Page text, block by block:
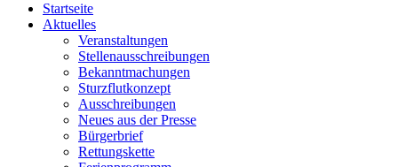
Startseite
Aktuelles
Veranstaltungen
Stellenausschreibungen
Bekanntmachungen
Sturzflutkonzept
Ausschreibungen
Neues aus der Presse
Bürgerbrief
Rettungskette